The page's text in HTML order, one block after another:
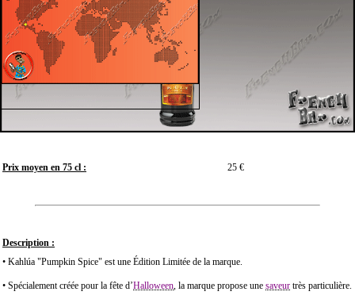
Prix moyen en 75 cl : 25 €
Description :
• Kahlúa "Pumpkin Spice" est une Édition Limitée de la marque.
• Spécialement créée pour la fête d’Halloween, la marque propose une saveur très particulière.